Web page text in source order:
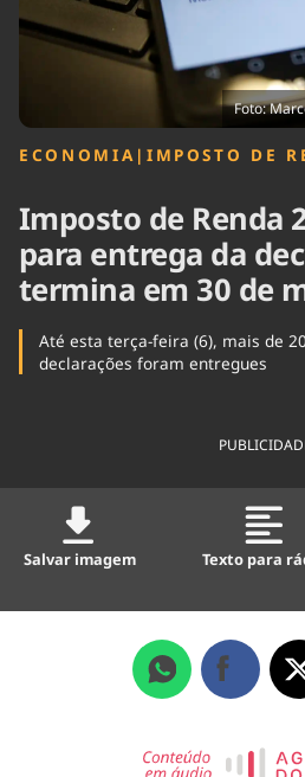
Internacional
Foto:
ECONOMIA | IMPOSTO DE
Imposto de Renda
para entrega da
termina em 30 de
Até esta terça-feira (6), mais de
declarações foram entregues
Salvar imagem Texto para